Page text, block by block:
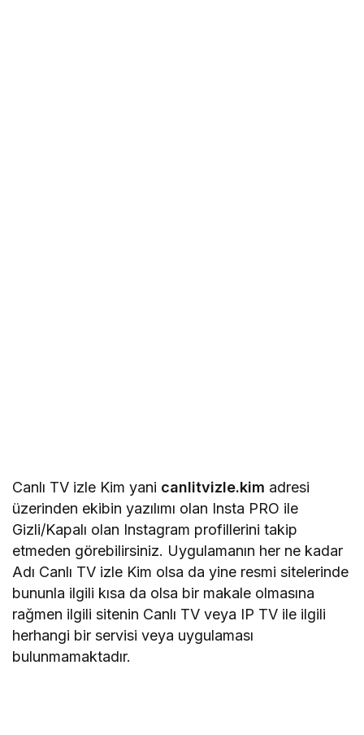
Canlı TV izle Kim yani canlitvizle.kim adresi
üzerinden ekibin yazılımı olan Insta PRO ile
Gizli/Kapalı olan Instagram profillerini takip
etmeden görebilirsiniz. Uygulamanın her ne kadar
Adı Canlı TV izle Kim olsa da yine resmi sitelerinde
bununla ilgili kısa da olsa bir makale olmasına
rağmen ilgili sitenin Canlı TV veya IP TV ile ilgili
herhangi bir servisi veya uygulaması
bulunmamaktadır.